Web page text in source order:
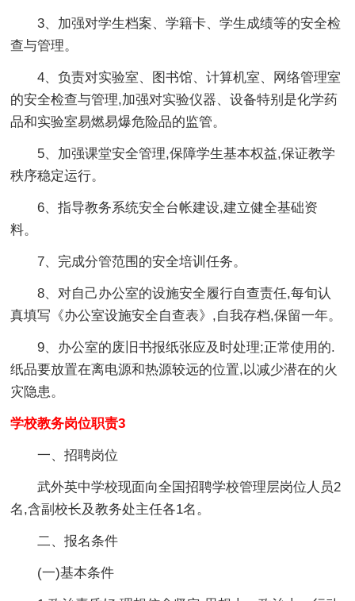
3、加强对学生档案、学籍卡、学生成绩等的安全检
查与管理。
4、负责对实验室、图书馆、计算机室、网络管理室
的安全检查与管理,加强对实验仪器、设备特别是化学药
品和实验室易燃易爆危险品的监管。
5、加强课堂安全管理,保障学生基本权益,保证教学
秩序稳定运行。
6、指导教务系统安全台帐建设,建立健全基础资
料。
7、完成分管范围的安全培训任务。
8、对自己办公室的设施安全履行自查责任,每旬认
真填写《办公室设施安全自查表》,自我存档,保留一年。
9、办公室的废旧书报纸张应及时处理;正常使用的.
纸品要放置在离电源和热源较远的位置,以减少潜在的火
灾隐患。
学校教务岗位职责3
一、招聘岗位
武外英中学校现面向全国招聘学校管理层岗位人员2
名,含副校长及教务处主任各1名。
二、报名条件
(一)基本条件